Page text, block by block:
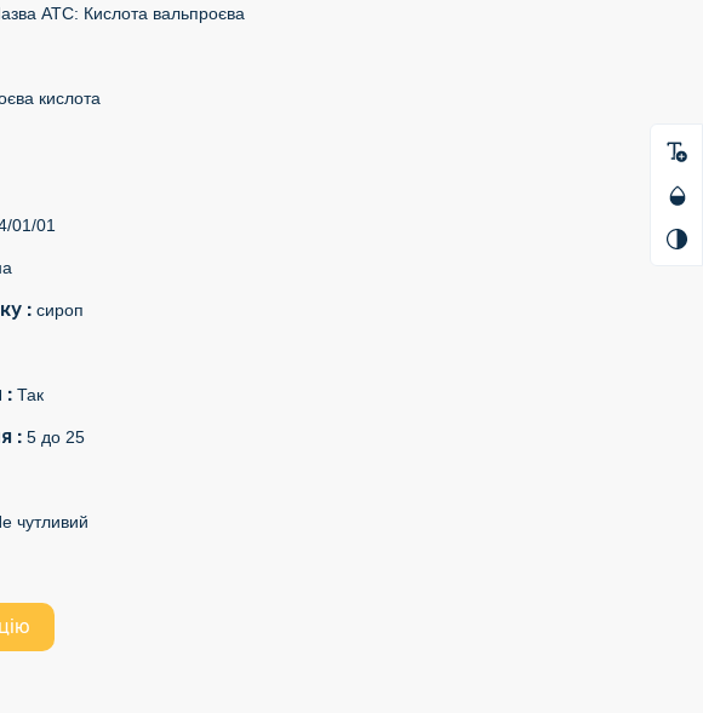
АТС: Кислота вальпроєва
кислота
01/01
: сироп
: Так
: 5 до 25
чутливий